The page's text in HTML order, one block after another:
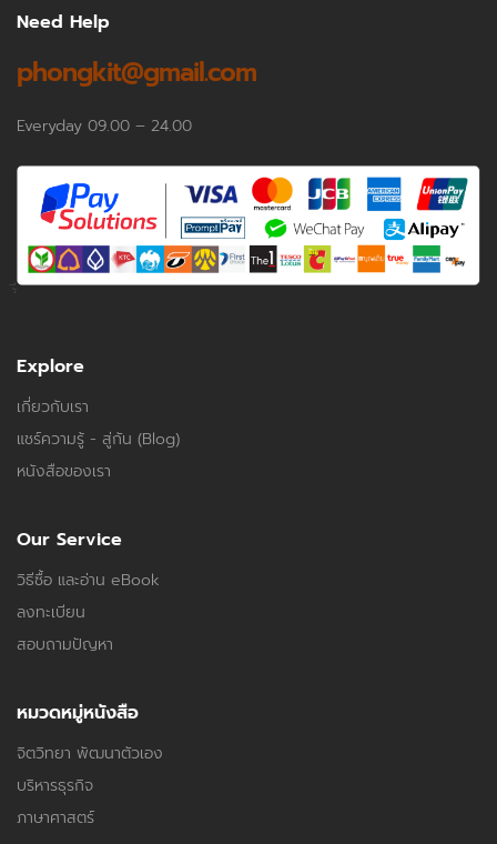
Need Help
phongkit@gmail.com
Everyday 09.00 – 24.00
Explore
เกี่ยวกับเรา
แชร์ความรู้ - สู่กัน (Blog)
หนังสือของเรา
Our Service
วิธีซื้อ และอ่าน eBook
ลงทะเบียน
สอบถามปัญหา
หมวดหมู่หนังสือ
จิตวิทยา พัฒนาตัวเอง
บริหารธุรกิจ
ภาษาศาสตร์